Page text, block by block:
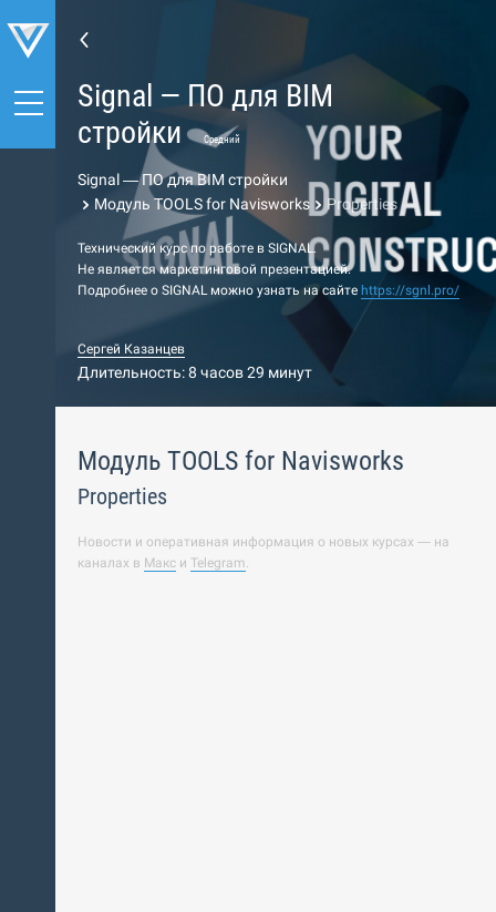
Signal — ПО для BIM
стройки
Средний
Signal — ПО для BIM стройки
Модуль TOOLS for Navisworks
Properties
Технический курс по работе в SIGNAL.
Не является маркетинговой презентацией.
Подробнее о SIGNAL можно узнать на сайте https://sgnl.pro/
Сергей Казанцев
Длительность: 8 часов 29 минут
Модуль TOOLS for Navisworks
Properties
Новости и оперативная информация о новых курсах — на
каналах в Макс и Telegram.